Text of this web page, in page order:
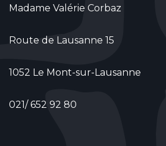
Madame Valérie Corbaz
Route de Lausanne 15
1052 Le Mont-sur-Lausanne
021/ 652 92 80